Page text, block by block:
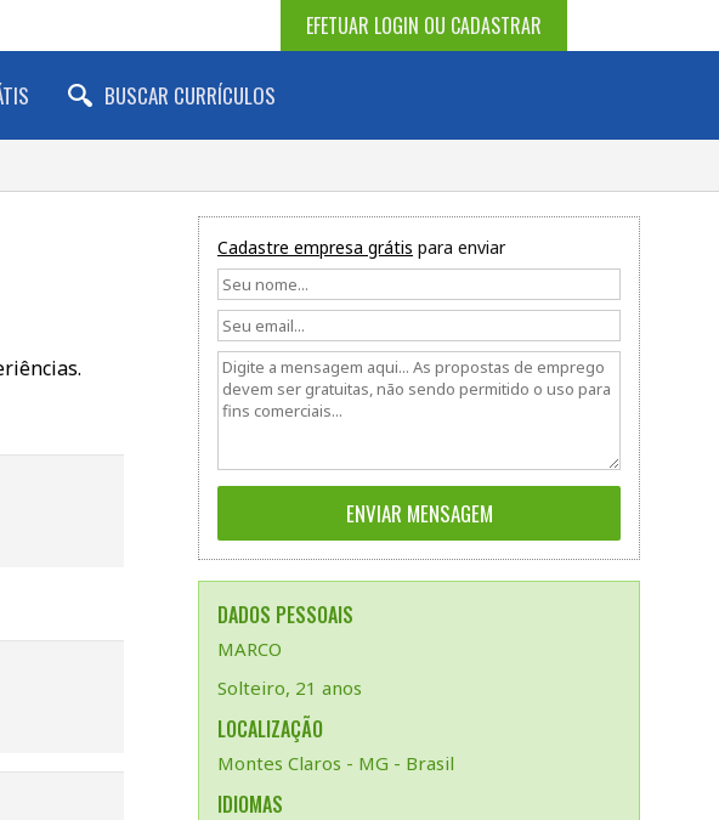
EFETUAR LOGIN OU CADASTRAR
BUSCAR CURRÍCULOS
Cadastre empresa grátis para enviar
DADOS PESSOAIS
MARCO
Solteiro, 21 anos
LOCALIZAÇÃO
Montes Claros - MG - Brasil
IDIOMAS